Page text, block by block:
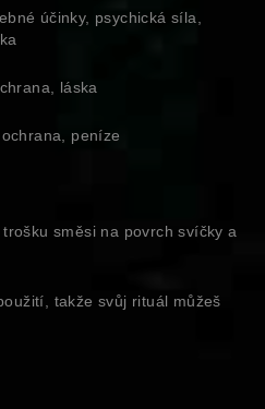
účinky, psychická síla,
láska
peníze
směsi na povrch svíčky a
takže svůj rituál můžeš